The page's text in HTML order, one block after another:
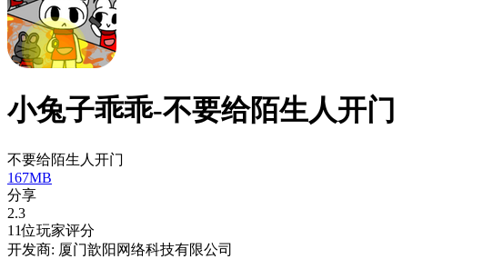
小兔子乖乖-不要给陌生人开门
不要给陌生人开门
167MB
分享
2.3
11位玩家评分
开发商: 厦门歆阳网络科技有限公司